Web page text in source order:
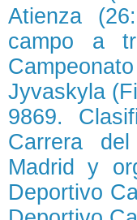
Atienza
campo a
Jyvaskyla
9869.
Carrera
Madrid y
Deportivo